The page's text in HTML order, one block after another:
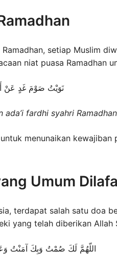
setiap Muslim
niat puasa Ramadhan
نَوَيْتُ صَوْمَ غَدٍ عَنْ
ada’i fardhi syahri
menunaikan kewajiban
Umum
terdapat salah satu doa
yang telah diberikan Allah
اللّهُمَّ لَكَ صُمْتُ وَبِكَ آمَنْتُ